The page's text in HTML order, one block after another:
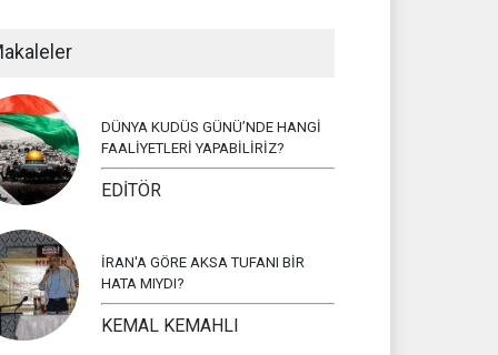
DÜNYA KUDÜS GÜNÜ’NDE HANGİ
FAALİYETLERİ YAPABİLİRİZ?
EDİTÖR
İRAN'A GÖRE AKSA TUFANI BİR
HATA MIYDI?
KEMAL KEMAHLI